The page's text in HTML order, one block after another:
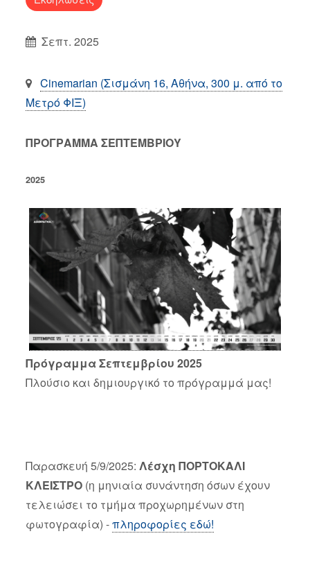
Σεπτ. 2025
Cinemarian (Σισμάνη 16, Αθήνα, 300 μ. από το
Μετρό ΦΙΞ)
ΠΡΟΓΡΑΜΜΑ ΣΕΠΤΕΜΒΡΙΟΥ
2025
Πρόγραμμα Σεπτεμβρίου 2025
Πλούσιο και δημιουργικό το πρόγραμμά μας!
Παρασκευή 5/9/2025: Λέσχη ΠΟΡΤΟΚΑΛΙ
ΚΛΕΙΣΤΡΟ(η μηνιαία συνάντηση όσων έχουν
τελειώσει το τμήμα προχωρημένων στη
φωτογραφία) -πληροφορίες εδώ!